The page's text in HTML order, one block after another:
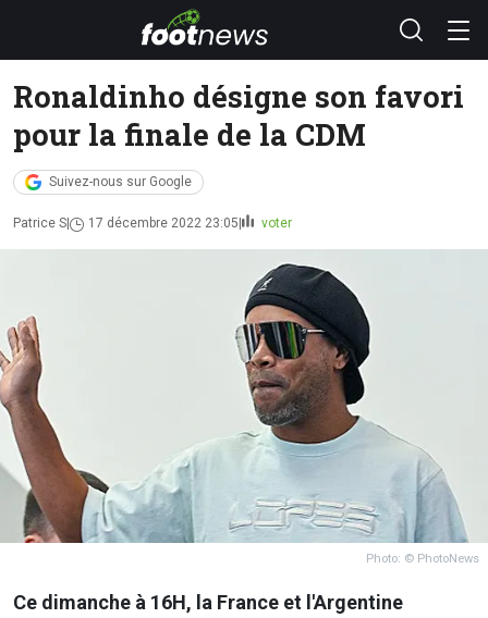
Ronaldinho désigne son favori
pour la finale de la CDM
Suivez-nous sur Google
Patrice S 17 décembre 2022 23:05 voter
Photo: © PhotoNews
Ce dimanche à 16H, la France et l'Argentine